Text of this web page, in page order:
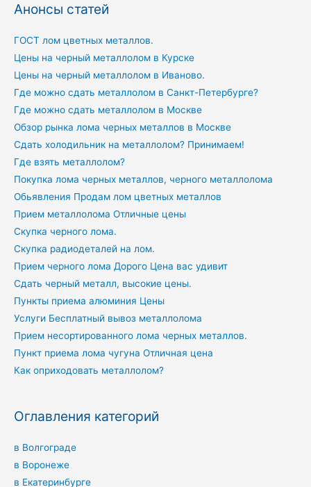
Анонсы статей
ГОСТ лом цветных металлов.
Цены на черный металлолом в Курске
Цены на черный металлолом в Иваново.
Где можно сдать металлолом в Санкт-Петербурге?
Где можно сдать металлолом в Москве
Обзор рынка лома черных металлов в Москве
Сдать холодильник на металлолом? Принимаем!
Где взять металлолом?
Покупка лома черных металлов, черного металлолома
Обьявления Продам лом цветных металлов
Прием металлолома Отличные цены
Скупка черного лома.
Скупка радиодеталей на лом.
Прием черного лома Дорого Цена вас удивит
Сдать черный металл, высокие цены.
Пункты приема алюминия Цены
Услуги Бесплатный вывоз металлолома
Прием несортированного лома черных металлов.
Пункт приема лома чугуна Отличная цена
Как оприходовать металлолом?
Оглавления категорий
в Волгограде
в Воронеже
в Екатеринбурге